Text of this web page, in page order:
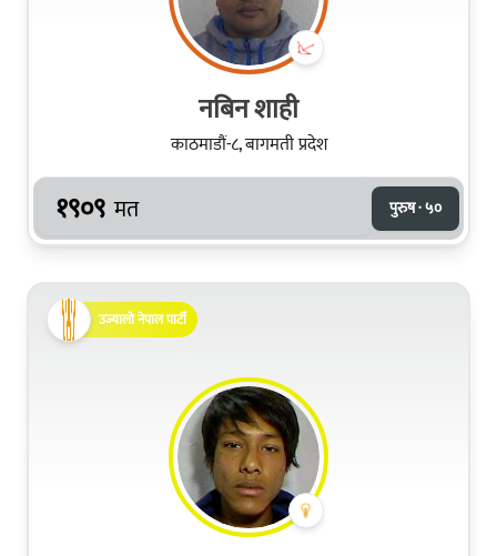
नबिन शाही
काठमाडौं-८, बागमती प्रदेश
१९०९ मत पुरुष · ५०
उज्यालो नेपाल पार्टी